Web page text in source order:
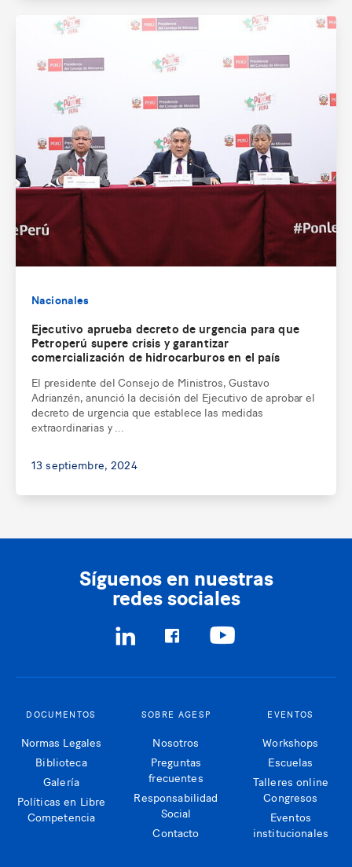
Nacionales
Ejecutivo aprueba decreto de urgencia para que
Petroperú supere crisis y garantizar
comercialización de hidrocarburos en el país
El presidente del Consejo de Ministros, Gustavo
Adrianzén, anunció la decisión del Ejecutivo de aprobar el
decreto de urgencia que establece las medidas
extraordinarias y ...
13 septiembre, 2024
Síguenos en nuestras
redes sociales
DOCUMENTOS
Normas Legales
Biblioteca
Galería
Políticas en Libre
Competencia
SOBRE AGESP
Nosotros
Preguntas
frecuentes
Responsabilidad
Social
Contacto
EVENTOS
Workshops
Escuelas
Talleres online
Congresos
Eventos
institucionales